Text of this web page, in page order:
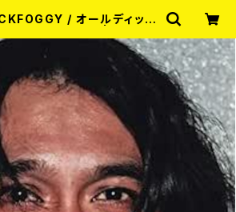
/ オールディック
D SHOP MISERY